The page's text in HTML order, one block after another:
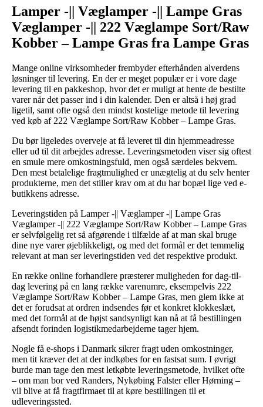
Lamper -|| Væglamper -|| Lampe Gras
Væglamper -|| 222 Væglampe Sort/Raw
Kobber – Lampe Gras fra Lampe Gras
Mange online virksomheder frembyder efterhånden alverdens
løsninger til levering. En der er meget populær er i vore dage
levering til en pakkeshop, hvor det er muligt at hente de bestilte
varer når det passer ind i din kalender. Den er altså i høj grad
ligetil, samt ofte også den mindst kostelige metode til levering
ved køb af 222 Væglampe Sort/Raw Kobber – Lampe Gras.
Du bør ligeledes overveje at få leveret til din hjemmeadresse
eller ud til dit arbejdes adresse. Leveringsmetoden viser sig oftest
en smule mere omkostningsfuld, men også særdeles bekvem.
Den mest betalelige fragtmulighed er unægtelig at du selv henter
produkterne, men det stiller krav om at du har bopæl lige ved e-
butikkens adresse.
Leveringstiden på Lamper -|| Væglamper -|| Lampe Gras
Væglamper -|| 222 Væglampe Sort/Raw Kobber – Lampe Gras
er selvfølgelig ret så afgørende i tilfælde af at man skal bruge
dine nye varer øjeblikkeligt, og med det formål er det temmelig
relevant at man ser leveringstiden ved det respektive produkt.
En række online forhandlere præsterer muligheden for dag-til-
dag levering på en lang række varenumre, eksempelvis 222
Væglampe Sort/Raw Kobber – Lampe Gras, men glem ikke at
det er forudsat at ordren indsendes før et konkret klokkeslæt,
med det formål at de højst sandsynligt kan nå at få bestillingen
afsendt forinden logistikmedarbejderne tager hjem.
Nogle få e-shops i Danmark sikrer fragt uden omkostninger,
men tit kræver det at der indkøbes for en fastsat sum. I øvrigt
burde man tage den mest letkøbte leveringsmetode, hvilket ofte
– om man bor ved Randers, Nykøbing Falster eller Hørning –
vil blive at få fragtfirmaet til at køre bestillingen til et
udleveringssted.